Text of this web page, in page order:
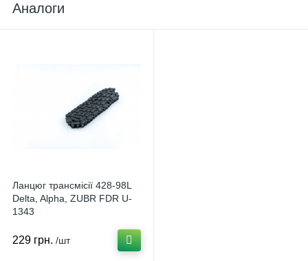
Аналоги
Ланцюг трансмісії 428-98L
Delta, Alpha, ZUBR FDR U-
1343
229 грн. /шт